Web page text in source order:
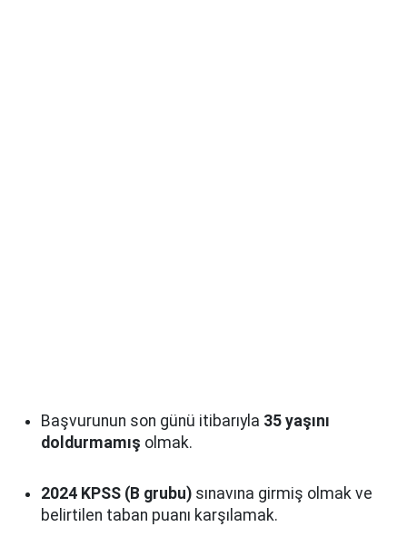
Başvurunun son günü itibarıyla 35 yaşını
doldurmamış olmak.
2024 KPSS (B grubu) sınavına girmiş olmak ve
belirtilen taban puanı karşılamak.